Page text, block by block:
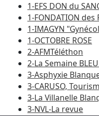
1-EFS DON du
1-FONDATION des
1-IMAGYN
1-OCTOBRE ROSE
2-AFMTéléthon
2-La Semaine
3-Asphyxie
3-CARUSO,
3-La Villanelle
3-NVL-La revue